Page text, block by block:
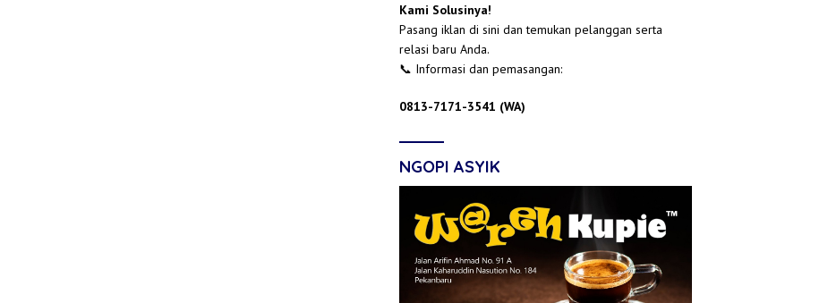
Kami Solusinya!
Pasang iklan di sini dan temukan pelanggan serta
relasi baru Anda.
📞 Informasi dan pemasangan:
0813-7171-3541 (WA)
NGOPI ASYIK